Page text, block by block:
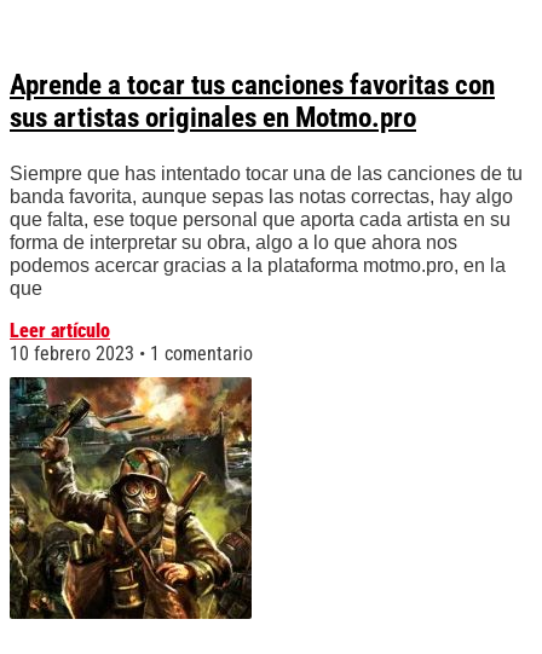
Aprende a tocar tus canciones favoritas con
sus artistas originales en Motmo.pro
Siempre que has intentado tocar una de las canciones de tu
banda favorita, aunque sepas las notas correctas, hay algo
que falta, ese toque personal que aporta cada artista en su
forma de interpretar su obra, algo a lo que ahora nos
podemos acercar gracias a la plataforma motmo.pro, en la
que
Leer artículo
10 febrero 2023
1 comentario